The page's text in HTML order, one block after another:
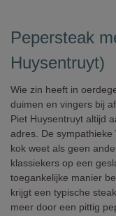
Pepersteak
Huysentruyt)
Wie zin heeft in
duimen en vingers bij
Piet Huysentruyt altijd
adres. De sympathieke
kok weet als geen
klassiekers op een
toegankelijke manier
krijgt een typische
meer door een pittig